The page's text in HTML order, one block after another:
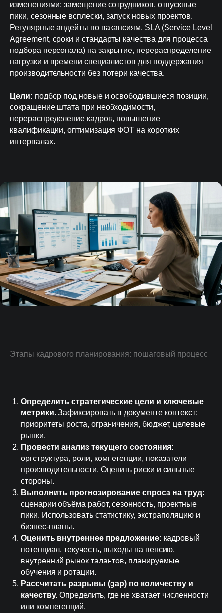
изменениями: замещение сотрудников, отпускные
пики, сезонные всплески, запуск новых проектов.
Регулярные апдейты по вакансиям, SLA (Service Level
Agreement, сроки и стандарты качества для процесса
подбора персонала) на закрытие, перераспределение
нагрузки и времени специалистов для поддержания
производительности без потери качества.
Цели: подбор под новые и освободившиеся позиции,
сокращение штата при необходимости,
перераспределение кадров, повышение
квалификации, оптимизация ФОТ на коротких
интервалах.
Этапы кадрового планирования: пошаговый процесс
Определить стратегические цели и ключевые
метрики. Зафиксировать в документе контекст:
приоритеты роста, ограничения, бюджет, целевые
рынки.
Провести анализ текущего состояния:
оргструктура, роли, компетенции, показатели
производительности. Оценить риски и сильные
стороны.
Выполнить прогнозирование спроса на труд:
сценарии объёма работ, сезонность, проектные
пики. Использовать статистику, экстраполяцию и
бизнес-планы.
Оценить внутреннее предложение: кадровый
потенциал, текучесть, выходы на пенсию,
внутренний рынок талантов, планируемые
обучения и ротации.
Рассчитать разрывы (gap) по количеству и
качеству. Определить, где не хватает численности
или компетенций.